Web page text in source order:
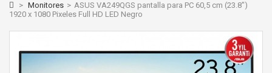
> Monitores > ASUS VA249QGS pantalla para PC 60,5 cm (23.8")
1920 x 1080 Pixeles Full HD LED Negro